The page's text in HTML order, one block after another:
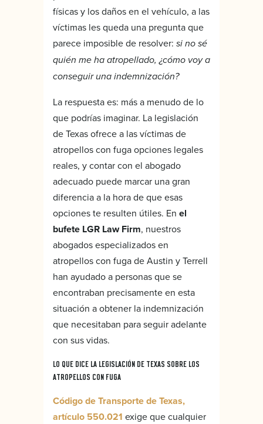
físicas y los daños en el vehículo, a las
víctimas les queda una pregunta que
parece imposible de resolver: si no sé
quién me ha atropellado, ¿cómo voy a
conseguir una indemnización?
La respuesta es: más a menudo de lo
que podrías imaginar. La legislación
de Texas ofrece a las víctimas de
atropellos con fuga opciones legales
reales, y contar con el abogado
adecuado puede marcar una gran
diferencia a la hora de que esas
opciones te resulten útiles. En el
bufete LGR Law Firm, nuestros
abogados especializados en
atropellos con fuga de Austin y Terrell
han ayudado a personas que se
encontraban precisamente en esta
situación a obtener la indemnización
que necesitaban para seguir adelante
con sus vidas.
LO QUE DICE LA LEGISLACIÓN DE TEXAS SOBRE LOS
ATROPELLOS CON FUGA
Código de Transporte de Texas,
artículo 550.021 exige que cualquier